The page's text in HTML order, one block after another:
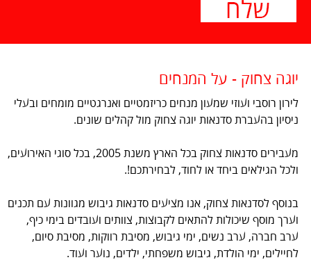
יוגה צחוק - על המנחים
לירון רוסבי ועוזי שמעון מנחים כריזמטיים ואנרגטיים מומחים ובעלי
ניסיון בהעברת סדנאות יוגה צחוק מול קהלים שונים.
מעבירים סדנאות צחוק בכל הארץ משנת 2005, בכל סוגי האירועים,
ולכל הגילאים ביחד או לחוד, לבחירתכם!.
בנוסף לסדנאות צחוק, אנו מציעים סדנאות גיבוש מגוונות עם תכנים
וערך מוסף שיכולות להתאים לקבוצות, צוותים ועובדים בימי כיף,
ערב חברה, ערב נשים, ימי גיבוש, מסיבת רווקות, מסיבת סיום,
לחיילים, ימי הולדת, גיבוש משפחתי, ילדים, נוער ועוד.